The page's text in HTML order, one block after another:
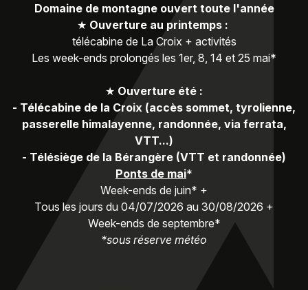
Domaine de montagne ouvert toute l'année
★ Ouverture au printemps :
télécabine de La Croix + activités
Les week-ends prolongés les 1er, 8, 14 et 25 mai*
★ Ouverture été :
- Télécabine de la Croix (accès sommet, tyrolienne,
passerelle himalayenne, randonnée, via ferrata,
VTT...)
- Télésiège de la Bérangère (VTT et randonnée)
Ponts de mai*
Week-ends de juin* +
Tous les jours du 04/07/2026 au 30/08/2026 +
Week-ends de septembre*
*sous réserve météo